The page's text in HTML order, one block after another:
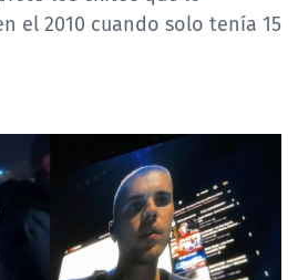
el 2010 cuando solo tenía 15